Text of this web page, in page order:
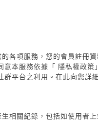
各項服務，您的會員註冊
意本服務依據「 隱私權政策
平台之利用。在此向您詳
相關紀錄，包括如使用者